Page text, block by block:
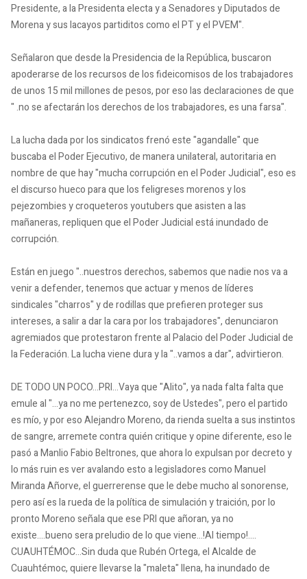
Presidente, a la Presidenta electa y a Senadores y Diputados de
Morena y sus lacayos partiditos como el PT y el PVEM".
Señalaron que desde la Presidencia de la República, buscaron
apoderarse de los recursos de los fideicomisos de los trabajadores
de unos 15 mil millones de pesos, por eso las declaraciones de que
" .no se afectarán los derechos de los trabajadores, es una farsa".
La lucha dada por los sindicatos frenó este "agandalle" que
buscaba el Poder Ejecutivo, de manera unilateral, autoritaria en
nombre de que hay "mucha corrupción en el Poder Judicial", eso es
el discurso hueco para que los feligreses morenos y los
pejezombies y croqueteros youtubers que asisten a las
mañaneras, repliquen que el Poder Judicial está inundado de
corrupción.
Están en juego "..nuestros derechos, sabemos que nadie nos va a
venir a defender, tenemos que actuar y menos de líderes
sindicales "charros" y de rodillas que prefieren proteger sus
intereses, a salir a dar la cara por los trabajadores", denunciaron
agremiados que protestaron frente al Palacio del Poder Judicial de
la Federación. La lucha viene dura y la "..vamos a dar", advirtieron.
DE TODO UN POCO...PRI...Vaya que "Alito", ya nada falta falta que
emule al "...ya no me pertenezco, soy de Ustedes", pero el partido
es mío, y por eso Alejandro Moreno, da rienda suelta a sus instintos
de sangre, arremete contra quién critique y opine diferente, eso le
pasó a Manlio Fabio Beltrones, que ahora lo expulsan por decreto y
lo más ruin es ver avalando esto a legisladores como Manuel
Miranda Añorve, el guerrerense que le debe mucho al sonorense,
pero así es la rueda de la política de simulación y traición, por lo
pronto Moreno señala que ese PRI que añoran, ya no
existe....bueno sera preludio de lo que viene...!Al tiempo!....
CUAUHTÉMOC...Sin duda que Rubén Ortega, el Alcalde de
Cuauhtémoc, quiere llevarse la "maleta" llena, ha inundado de